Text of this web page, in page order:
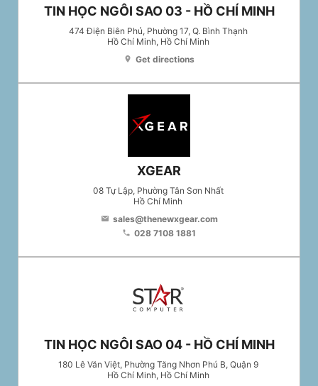
TIN HỌC NGÔI SAO 03 - HỒ CHÍ MINH
474 Điện Biên Phủ, Phường 17, Q. Bình Thạnh
Hồ Chí Minh, Hồ Chí Minh
location_on Get directions
XGEAR
08 Tự Lập, Phường Tân Sơn Nhất
Hồ Chí Minh
email sales@thenewxgear.com
phone 028 7108 1881
TIN HỌC NGÔI SAO 04 - HỒ CHÍ MINH
180 Lê Văn Việt, Phường Tăng Nhơn Phú B, Quận 9
Hồ Chí Minh, Hồ Chí Minh